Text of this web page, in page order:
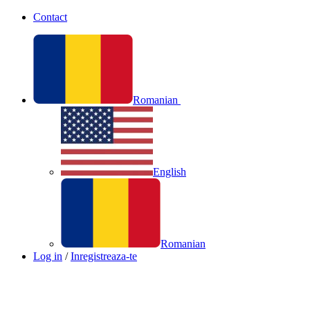
Contact
Romanian
English
Romanian
Log in / Inregistreaza-te